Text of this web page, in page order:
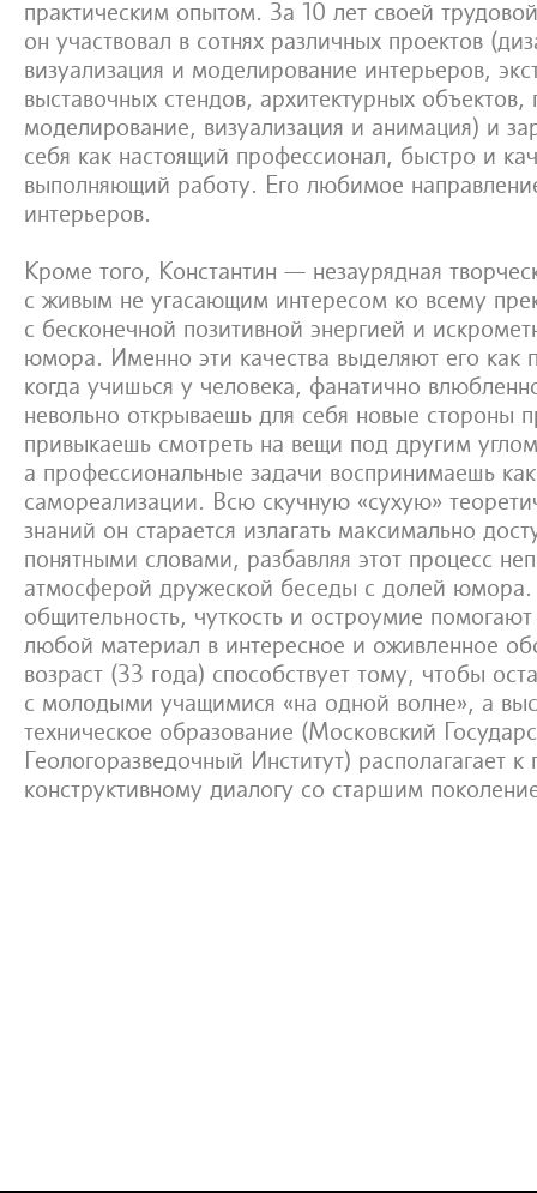
практическим опытом. За 10 лет своей
он участвовал в сотнях различных проектов
визуализация и моделирование интерьеров,
выставочных стендов, архитектурных объектов,
моделирование, визуализация и анимация) и
себя как настоящий профессионал, быстро и
выполняющий работу. Его любимое
интерьеров.
Кроме того, Константин — незаурядная
с живым не угасающим интересом ко всему
с бесконечной позитивной энергией и
юмора. Именно эти качества выделяют его как
когда учишься у человека, фанатично
невольно открываешь для себя новые стороны
привыкаешь смотреть на вещи под другим
а профессиональные задачи воспринимаешь
самореализации. Всю скучную «сухую»
знаний он старается излагать максимально
понятными словами, разбавляя этот процесс
атмосферой дружеской беседы с долей юмора.
общительность, чуткость и остроумие
любой материал в интересное и оживленное
возраст (33 года) способствует тому, чтобы
с молодыми учащимися «на одной волне», а
техническое образование (Московский
Геологоразведочный Институт) располагагает
конструктивному диалогу со старшим